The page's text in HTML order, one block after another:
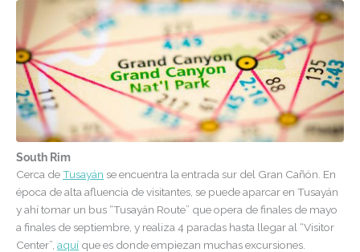
South Rim
Cerca deTusayán se encuentra la entrada sur del Gran Cañón. En
época de alta afluencia de visitantes, se puede aparcar en Tusayán
y ahí tomar un bus “Tusayán Route” que opera de finales de mayo
a finales de septiembre, y realiza 4 paradas hasta llegar al “Visitor
Center”, aquí que es donde empiezan muchas excursiones.